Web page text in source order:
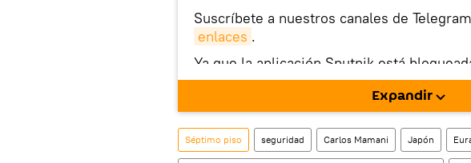
Suscríbete a nuestros canales de
enlaces .
Ya que la aplicación Sputnik está
este enlace puedes descargarla e
Expandir
Séptimo piso seguridad Carlos Mamani Japón